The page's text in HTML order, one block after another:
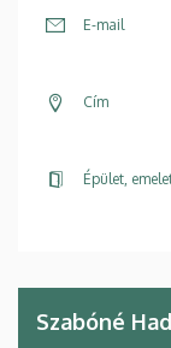
E-mail
Cím
Épület,
Szabóné